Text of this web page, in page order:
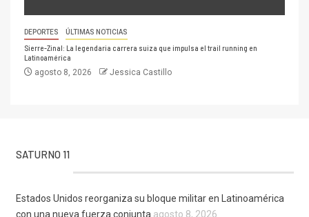
DEPORTES ÚLTIMAS NOTICIAS
Sierre-Zinal: La legendaria carrera suiza que impulsa el trail running en
Latinoamérica
agosto 8, 2026 Jessica Castillo
SATURNO 11
Estados Unidos reorganiza su bloque militar en Latinoamérica
con una nueva fuerza conjunta agosto 8, 2026